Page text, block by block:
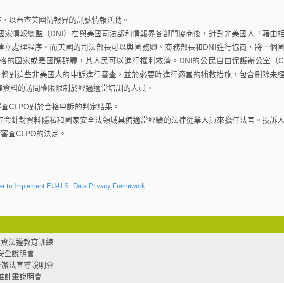
審查美國情報界的訊號情報活動。
情報總監（DNI）在與美國司法部和情報界各部門協商後，針對非美國人「藉由
立處理程序。而美國的司法部長可以與國務卿、商務部長和DNI進行協商，將一個
的國家或是國際群體，其人民可以進行權利救濟。DNI的公民自由保護辦公室（
對這些非美國人的申訴進行審查，並於必要時進行適當的補救措施，包含刪除未
料的訪問權限限制於經過適當培訓的人員。
對於合格申訴的判定結果。
對資料隱私和國家安全法領域具備適當經驗的法律從業人員來擔任法官。投訴
查CLPO的決定。
to Implement EU-U.S. Data Privacy Framework
法遵教育訓練
全說明會
法宣導說明會
計畫說明會